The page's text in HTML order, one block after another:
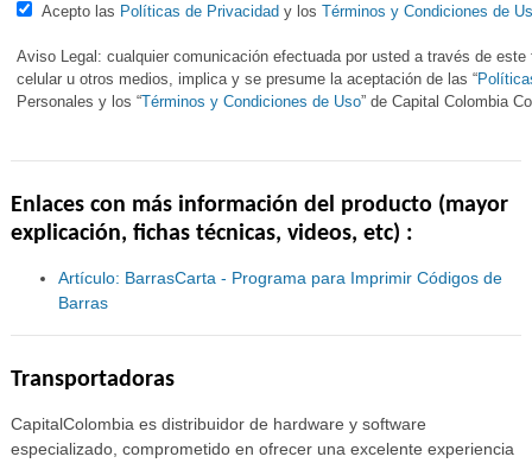
Acepto las Políticas de Privacidad y losTérminos y Condiciones de
Aviso Legal: cualquier comunicación efectuada por usted a través de
celular u otros medios, implica y se presume la aceptación de las “
Personales y los “Términos y Condiciones de Uso” de Capital Colombia
Enlaces con más información del producto (mayor
explicación, fichas técnicas, videos, etc) :
Artículo: BarrasCarta - Programa para Imprimir Códigos de
Barras
Transportadoras
CapitalColombia es distribuidor de hardware y software
especializado, comprometido en ofrecer una excelente experiencia